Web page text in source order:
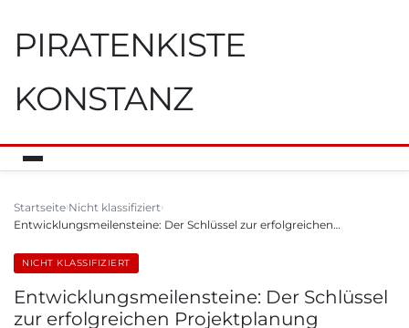
PIRATENKISTE
KONSTANZ
Startseite Nicht klassifiziert
Entwicklungsmeilensteine: Der Schlüssel zur erfolgreichen…
NICHT KLASSIFIZIERT
Entwicklungsmeilensteine: Der Schlüssel
zur erfolgreichen Projektplanung